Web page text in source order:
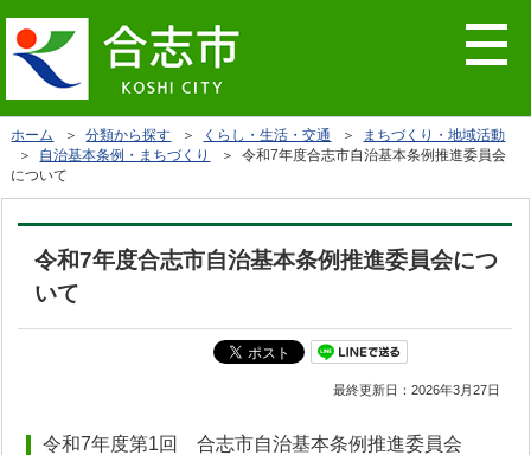
ホーム ＞分類から探す ＞ くらし・生活・交通 ＞
まちづくり・地域活動
＞ 自治基本条例・まちづくり
＞ 令和7年度合志市自治基本条例推進委員会
について
令和7年度合志市自治基本条例推進委員会につ
いて
最終更新日：2026年3月27日
令和7年度第1回 合志市自治基本条例推進委員会